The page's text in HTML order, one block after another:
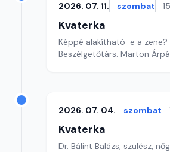
2026. 07. 11. szombat
Kvaterka
Képpé alakítható-e a
Beszélgetőtárs: Marton
2026. 07. 04. szombat
Kvaterka
Dr. Bálint Balázs, szülész,